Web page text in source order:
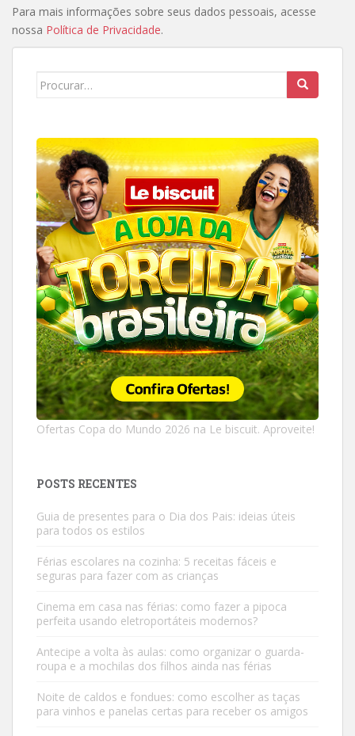
Para mais informações sobre seus dados pessoais, acesse
nossa Política de Privacidade.
Search
Ofertas Copa do Mundo 2026 na Le biscuit. Aproveite!
POSTS RECENTES
Guia de presentes para o Dia dos Pais: ideias úteis
para todos os estilos
Férias escolares na cozinha: 5 receitas fáceis e
seguras para fazer com as crianças
Cinema em casa nas férias: como fazer a pipoca
perfeita usando eletroportáteis modernos?
Antecipe a volta às aulas: como organizar o guarda-
roupa e a mochilas dos filhos ainda nas férias
Noite de caldos e fondues: como escolher as taças
para vinhos e panelas certas para receber os amigos